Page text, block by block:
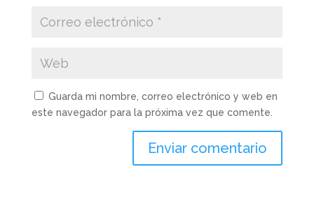
Guarda mi nombre, correo electrónico y web en
este navegador para la próxima vez que comente.